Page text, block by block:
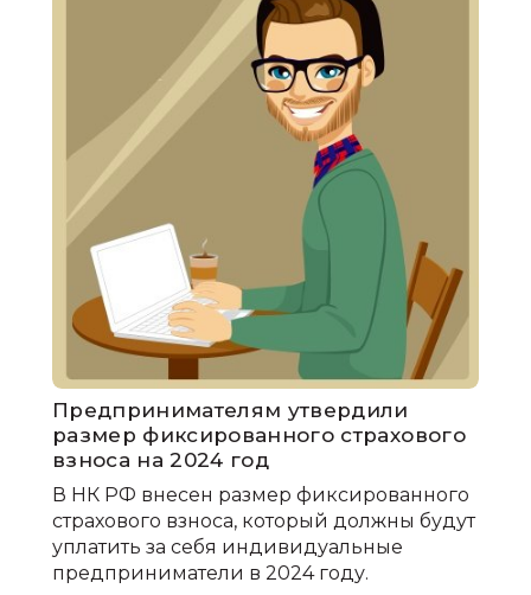
Предпринимателям утвердили
размер фиксированного страхового
взноса на 2024 год
В НК РФ внесен размер фиксированного
страхового взноса, который должны будут
уплатить за себя индивидуальные
предприниматели в 2024 году.